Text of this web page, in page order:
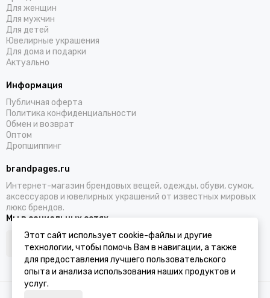
Для женщин
Для мужчин
Для детей
Ювелирные украшения
Для дома и подарки
Актуально
Информация
Публичная оферта
Политика конфиденциальности
Обмен и возврат
Оптом
Дропшиппинг
brandpages.ru
Интернет-магазин брендовых вещей, одежды, обуви, сумок,
аксессуаров и ювелирных украшений от известных мировых
люкс брендов.
Мы в социальных сетях
Этот сайт использует cookie-файлы и другие
технологии, чтобы помочь Вам в навигации, а также
для предоставления лучшего пользовательского
опыта и анализа использования наших продуктов и
услуг.